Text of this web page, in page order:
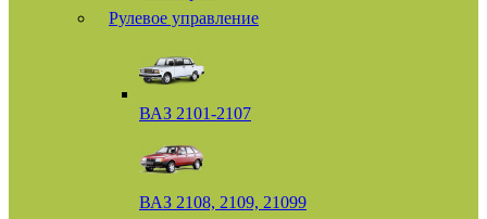
Рулевое управление
ВАЗ 2101-2107
ВАЗ 2108, 2109, 21099